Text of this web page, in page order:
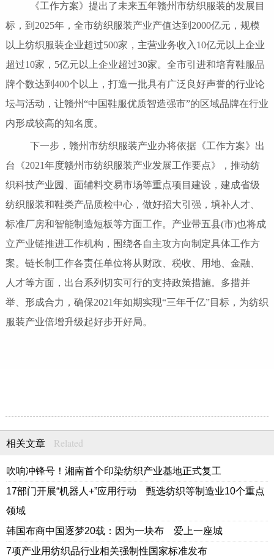
《工作方案》提出了未来五年赣州市纺织服装的发展目
标，到2025年，全市纺织服装产业产值达到2000亿元，规模
以上纺织服装企业超过500家，主营业务收入10亿元以上企业
超过10家，5亿元以上企业超过30家。全市引进和培育鞋服品
牌个数达到400个以上，打造一批具有广泛良好声誉的行业论
坛与活动，让赣州“中国鞋服优质智造强市”的区域品牌在行业
内形成较高的知名度。
下一步，赣州市纺织服装产业办将依据《工作方案》出
台《2021年度赣州市纺织服装产业发展工作要点》，推动纺
织科技产业园、面辅料交易市场等重点项目建设，建成省级
纺织服装和鞋类产品质检中心，做好招大引强，填补人才、
标准厂房和智能制造短板等方面工作。产业带五县(市)也将成
立产业链推进工作机构，围绕各自主攻方向制定具体工作方
案。链长制工作各责任单位将从财政、税收、用地、金融、
人才等方面，出台系列切实可行的支持政策措施。多措并
举、形成合力，确保2021年如期实现“三年千亿”目标，为纺织
服装产业倍增升级起好步开好局。
相关文章 Related
吹响冲锋号！湘南首个印染纺织产业基地正式复工
17部门开展“机器人+”应用行动 甄选纺织等制造业10个重点
领域
韩国布商中国逐梦20载：因为一块布 爱上一座城
7项产业用纺织品行业相关强制性国家标准发布